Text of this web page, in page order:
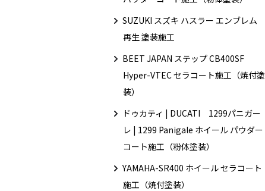
SUZUKI スズキ ハスラー エンブレム
再生 塗装施工
BEET JAPAN ステップ CB400SF
Hyper-VTEC セラコート施工（焼付塗
装）
ドゥカティ | DUCATI 1299パニガー
レ | 1299 Panigale ホイール パウダー
コート施工（粉体塗装）
YAMAHA-SR400 ホイール セラコート
施工（焼付塗装）